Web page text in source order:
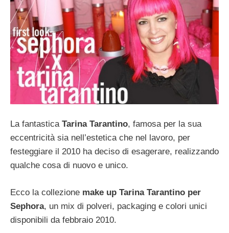
La fantastica Tarina Tarantino, famosa per la sua
eccentricità sia nell’estetica che nel lavoro, per
festeggiare il 2010 ha deciso di esagerare, realizzando
qualche cosa di nuovo e unico.
Ecco la collezione make up Tarina Tarantino per
Sephora, un mix di polveri, packaging e colori unici
disponibili da febbraio 2010.